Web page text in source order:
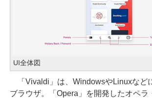
UI全体図
「Vivaldi」は、WindowsやLinuxなど
ブラウザ。「Opera」を開発したオペラ